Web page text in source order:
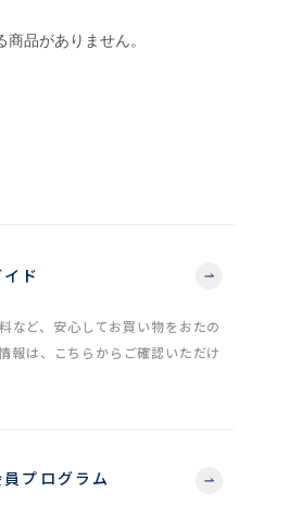
商品がありません。
ド
など、安心してお買い物をおたの
報は、こちらからご確認いただけ
プログラム